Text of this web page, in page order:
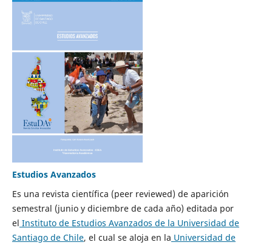
Estudios Avanzados
Es una revista científica (peer reviewed) de aparición
semestral (junio y diciembre de cada año) editada por
el Instituto de Estudios Avanzados de la Universidad de
Santiago de Chile, el cual se aloja en la Universidad de